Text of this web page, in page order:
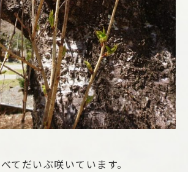
てだいぶ咲いています。